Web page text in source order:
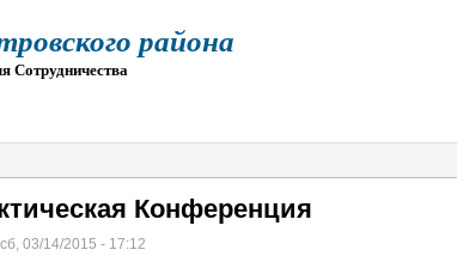
района
Конференция
03/14/2015 - 17:12